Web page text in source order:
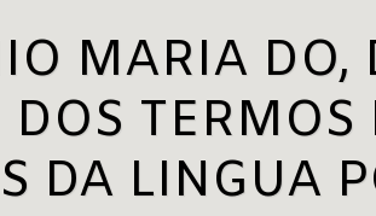
MARIA DO,
DOS
DA LINGUA